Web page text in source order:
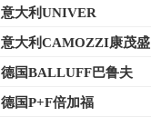
意大利UNIVER
意大利CAMOZZI康茂盛
德国BALLUFF巴鲁夫
德国P+F倍加福